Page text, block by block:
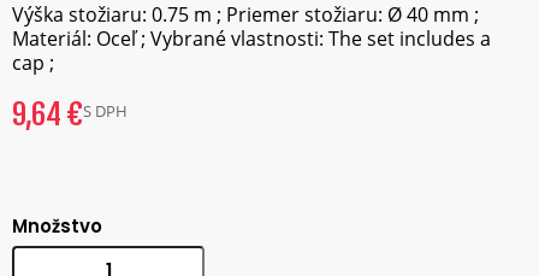
Výška stožiaru: 0.75 m ; Priemer stožiaru: Ø 40 mm ;
Materiál: Oceľ ; Vybrané vlastnosti: The set includes a
cap ;
9,64 €S DPH
Množstvo